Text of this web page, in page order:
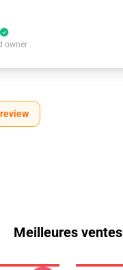
owner
Meilleures ventes